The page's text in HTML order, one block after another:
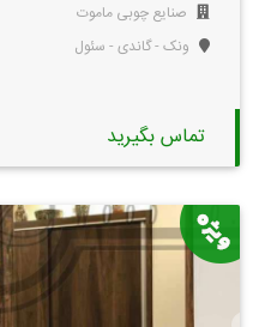
صنایع چوبی ماموت
ونک - گاندی - سئول
تماس بگیرید